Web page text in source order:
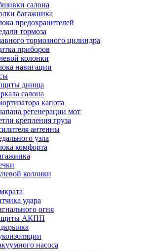
салона
багажника
предохранителей
тормоза
тормозного цилиндра
приборов
колонки
навигации
днища
салона
капота
регенерации мот
крепления груза
антенны
узла
комфорта
колонки
удара
огня
АКПП
насоса